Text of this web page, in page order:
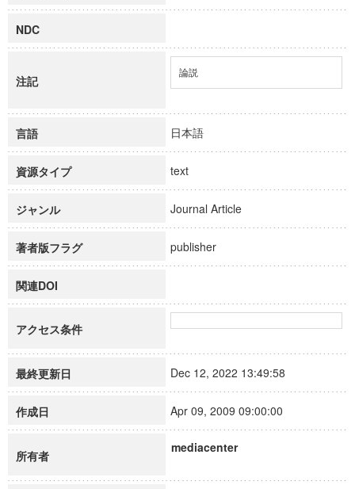
NDC
注記
論説
言語 日本語
資源タイプ text
ジャンル Journal Article
著者版フラグ publisher
関連DOI
アクセス条件
最終更新日 Dec 12, 2022 13:49:58
作成日 Apr 09, 2009 09:00:00
所有者
mediacenter